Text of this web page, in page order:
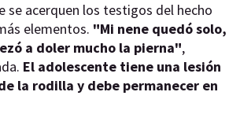
se acerquen los testigos del hecho
elementos. "Mi nene quedó solo,
a doler mucho la pierna",
El adolescente tiene una lesión
la rodilla y debe permanecer en